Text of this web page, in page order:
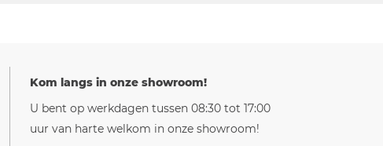
Kom langs in onze showroom!
U bent op werkdagen tussen 08:30 tot 17:00
uur van harte welkom in onze showroom!